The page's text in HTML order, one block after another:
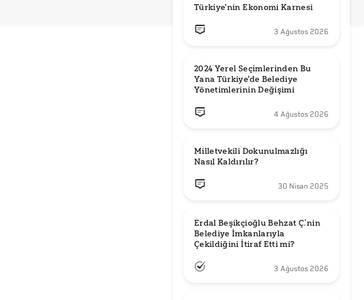
Türkiye'nin Ekonomi Karnesi
3 Ağustos 2026
2024 Yerel Seçimlerinden Bu
Yana Türkiye'de Belediye
Yönetimlerinin Değişimi
4 Ağustos 2026
Milletvekili Dokunulmazlığı
Nasıl Kaldırılır?
30 Nisan 2025
Erdal Beşikçioğlu Behzat Ç.’nin
Belediye İmkanlarıyla
3 Ağustos 2026